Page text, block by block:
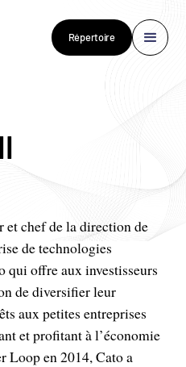
Répertoire
et chef de la direction de
de technologies
qui offre aux investisseurs
de diversifier leur
aux petites entreprises
et profitant à l’économie
Loop en 2014, Cato a